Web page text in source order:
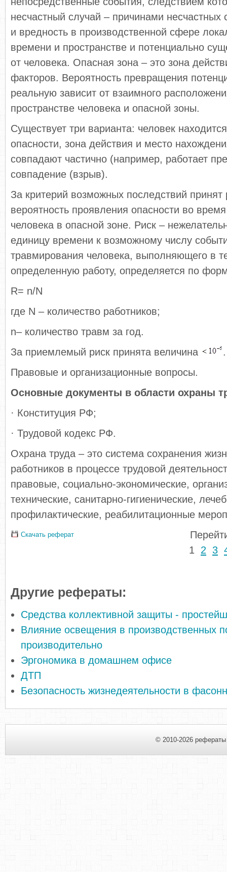
несчастный случай – причинами несчастных
и вредность в производственной сфере
времени и пространстве и потенциально
от человека. Опасная зона – это зона
факторов. Вероятность превращения
реальную зависит от взаимного
пространстве человека и опасной зоны.
Существует три варианта: человек
опасности, зона действия и место
совпадают частично (например, работает
совпадение (взрыв).
За критерий возможных последствий принят
вероятность проявления опасности во
человека в опасной зоне. Риск –
единицу времени к возможному числу
травмирования человека, выполняющего в
определенную работу, определяется по
R= n/N
где N – количество работников;
n– количество травм за год.
За приемлемый риск принята величина
.
Правовые и организационные вопросы.
Основные документы в области охраны
· Конституция РФ;
· Трудовой кодекс РФ.
Охрана труда – это система сохранения
работников в процессе трудовой
правовые, социально-экономические,
технические, санитарно-гигиенические,
профилактические, реабилитационные
Скачать реферат
1 2 3
Другие рефераты:
Средства коллективной защиты -
Влияние освещения в производственных
производительно
Эргономика в домашнем офисе
ДТП
Безопасность жизнедеятельности в
© 2010-2026 рефераты